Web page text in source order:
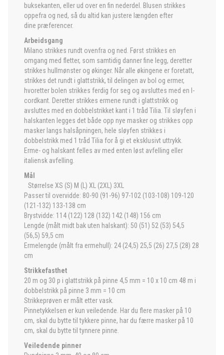
buksekanten, eller ud over en fin nederdel. Blusen strikkes
oppefra og ned, så du altid kan justere længden efter
dine præferencer.
Arbeidsgang
Milano strikkes rundt ovenfra og ned. Først strikkes en
omgang med fletter, som samtidig danner fine legg, deretter
strikkes hullmønster og økinger. Når alle økingene er foretatt,
strikkes det rundt i glattstrikk, til delingen av bol og ermer,
hvoretter bolen strikkes ferdig for seg og avsluttes med en I-
cordkant. Deretter strikkes ermene rundt i glattstrikk og
avsluttes med en dobbelstrikket kant i 1 tråd Tilia. Til sløyfen i
halskanten legges det både opp nye masker og strikkes opp
masker langs halsåpningen, hele sløyfen strikkes i
dobbelstrikk med 1 tråd Tilia for å gi et eksklusivt uttrykk.
Erme- og halskant felles av med enten løst avfelling eller
italiensk avfelling.
Mål
Størrelse XS (S) M (L) XL (2XL) 3XL
Passer til overvidde: 80-90 (91-96) 97-102 (103-108) 109-120
(121-132) 133-138 cm
Brystvidde: 114 (122) 128 (132) 142 (148) 156 cm
Lengde (målt midt bak uten halskant): 50 (51) 52 (53) 54,5
(56,5) 59,5 cm
Ermelengde (målt fra ermehull): 24 (24,5) 25,5 (26) 27,5 (28) 28
cm
Strikkefasthet
20 m og 30 p i glattstrikk på pinne 4,5 mm = 10 x 10 cm 48 m i
dobbelstrikk på pinne 3 mm = 10 cm
Strikkeprøven er målt etter vask.
Pinnetykkelsen er kun veiledende. Har du flere masker på 10
cm, skal du bytte til tykkere pinne, har du færre masker på 10
cm, skal du bytte til tynnere pinne.
Veiledende pinner